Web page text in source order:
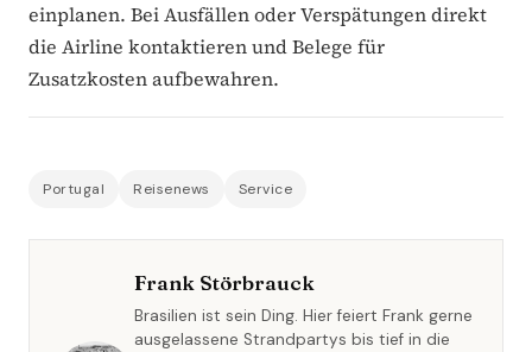
einplanen. Bei Ausfällen oder Verspätungen direkt
die Airline kontaktieren und Belege für
Zusatzkosten aufbewahren.
Portugal Reisenews Service
Frank Störbrauck
Brasilien ist sein Ding. Hier feiert Frank gerne
ausgelassene Strandpartys bis tief in die